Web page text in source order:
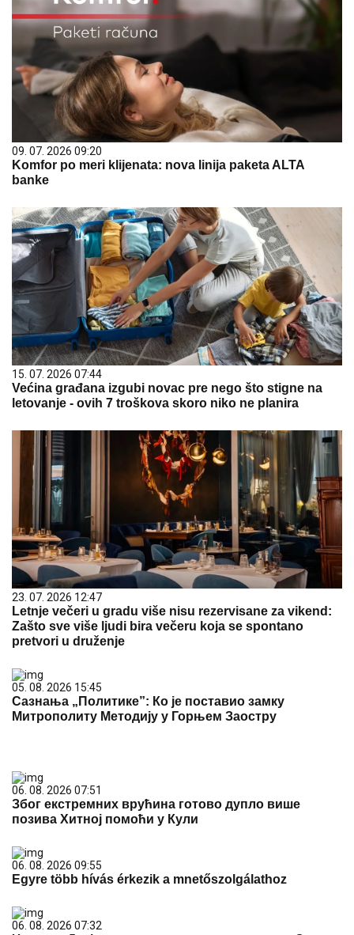
09. 07. 2026 09:20
Komfor po meri klijenata: nova linija paketa ALTA
banke
15. 07. 2026 07:44
Većina građana izgubi novac pre nego što stigne na
letovanje - ovih 7 troškova skoro niko ne planira
23. 07. 2026 12:47
Letnje večeri u gradu više nisu rezervisane za vikend:
Zašto sve više ljudi bira večeru koja se spontano
pretvori u druženje
05. 08. 2026 15:45
Сазнања „Политике”: Ко је поставио замку
Митрополиту Методију у Горњем Заостру
06. 08. 2026 07:51
Због екстремних врућина готово дупло више
позива Хитној помоћи у Кули
06. 08. 2026 09:55
Egyre több hívás érkezik a mnetőszolgálathoz
06. 08. 2026 07:32